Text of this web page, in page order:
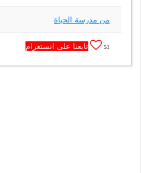
من مدرسة الحياة
51 تابعنا على انستغرام